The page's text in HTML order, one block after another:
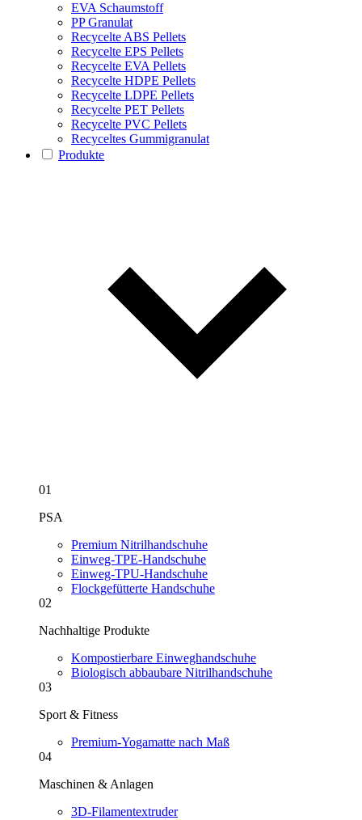
EVA Schaumstoff
PP Granulat
Recycelte ABS Pellets
Recycelte EPS Pellets
Recycelte EVA Pellets
Recycelte HDPE Pellets
Recycelte LDPE Pellets
Recycelte PET Pellets
Recycelte PVC Pellets
Recyceltes Gummigranulat
Produkte
01
PSA
Premium Nitrilhandschuhe
Einweg-TPE-Handschuhe
Einweg-TPU-Handschuhe
Flockgefütterte Handschuhe
02
Nachhaltige Produkte
Kompostierbare Einweghandschuhe
Biologisch abbaubare Nitrilhandschuhe
03
Sport & Fitness
Premium-Yogamatte nach Maß
04
Maschinen & Anlagen
3D-Filamentextruder